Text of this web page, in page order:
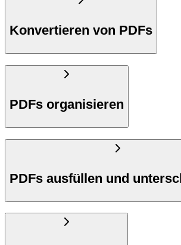
Konvertieren von PDFs
PDFs organisieren
PDFs ausfüllen und